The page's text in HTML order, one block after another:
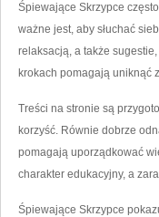
Śpiewające Skrzypce
ważne jest, aby słuchać
relaksacją, a także
krokach pomagają uniknąć
Treści na stronie są
korzyść. Równie dobrze
pomagają uporządkować
charakter edukacyjny, a
Śpiewające Skrzypce